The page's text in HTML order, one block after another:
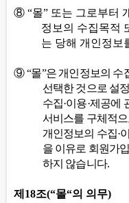
⑧ “몰” 또는 그로부터
정보의 수집목적
는 당해 개인정보
⑨“몰”은 개인정보의 수
선택한 것으로 설
수집·이용·제공에
서비스를 구체적
개인정보의 수집·
을 이유로 회원가
하지 않습니다.
제 18조(“몰“의 의무)